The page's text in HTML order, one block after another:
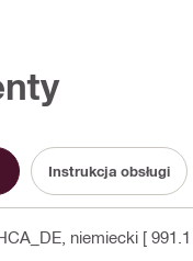
Instrukcja obsługi
, niemiecki [